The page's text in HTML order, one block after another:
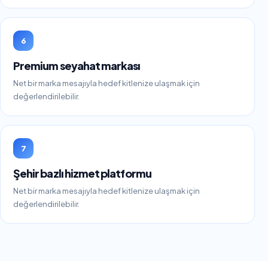
6
Premium seyahat markası
Net bir marka mesajıyla hedef kitlenize ulaşmak için
değerlendirilebilir.
7
Şehir bazlı hizmet platformu
Net bir marka mesajıyla hedef kitlenize ulaşmak için
değerlendirilebilir.